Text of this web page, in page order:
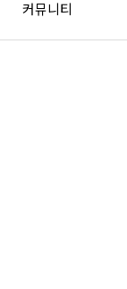
커뮤니티